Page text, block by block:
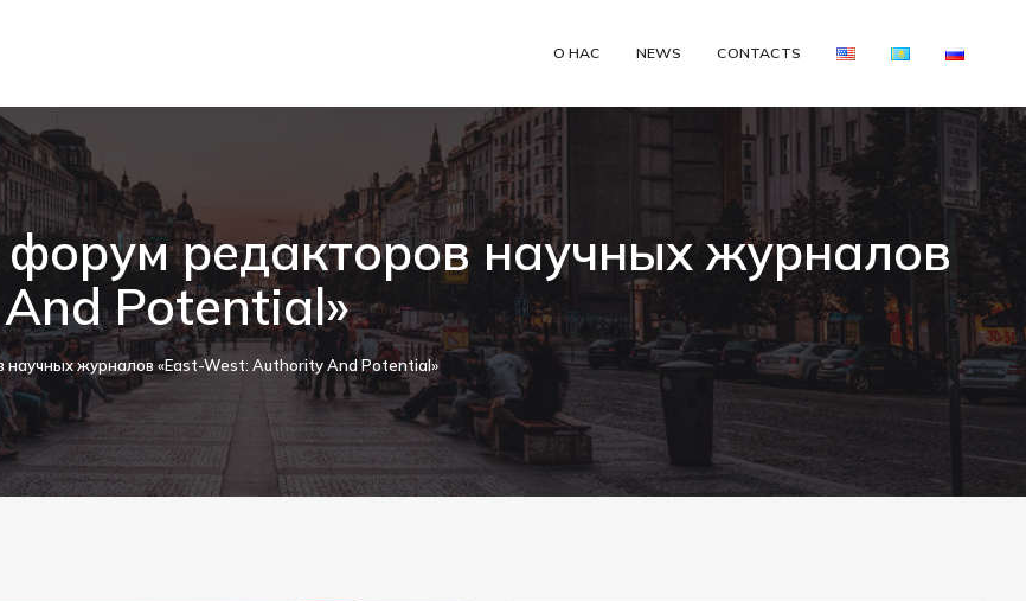
О НАС NEWS CONTACTS
редакторов научных журналов
Potential»
журналов «East-West: Authority And Potential»